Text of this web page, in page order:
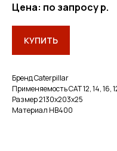
Цена: по запросур.
КУПИТЬ
Бренд Caterpillar
Применяемость CAT 12, 14, 16,
Размер 2130х203х25
Материал НВ400